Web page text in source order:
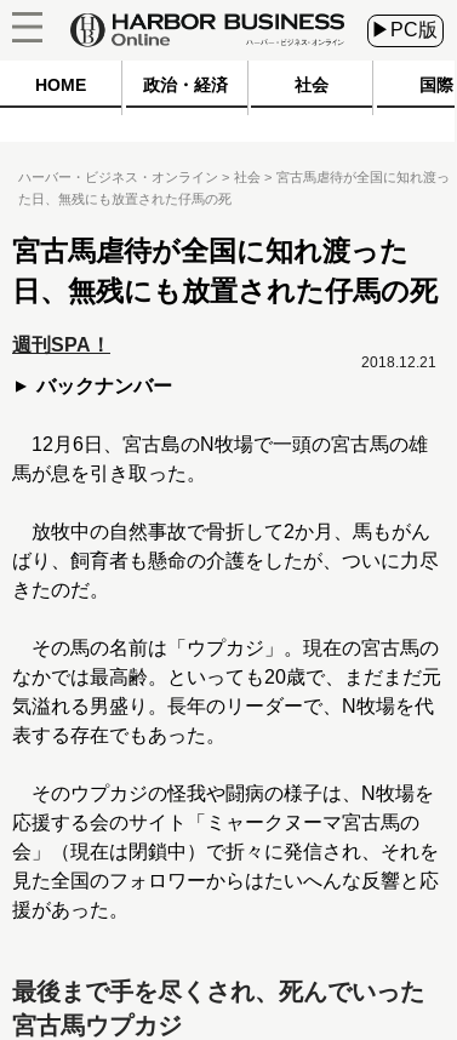
▶PC版
HOME 政治・経済 社会 国際
ハーバー・ビジネス・オンライン 社会
宮古馬虐待が全国に知れ渡っ
た日、無残にも放置された仔馬の死
宮古馬虐待が全国に知れ渡った
日、無残にも放置された仔馬の死
週刊SPA！
バックナンバー
2018.12.21
12月6日、宮古島のN牧場で一頭の宮古馬の雄
馬が息を引き取った。
放牧中の自然事故で骨折して2か月、馬もがん
ばり、飼育者も懸命の介護をしたが、ついに力尽
きたのだ。
その馬の名前は「ウプカジ」。現在の宮古馬の
なかでは最高齢。といっても20歳で、まだまだ元
気溢れる男盛り。長年のリーダーで、N牧場を代
表する存在でもあった。
そのウプカジの怪我や闘病の様子は、N牧場を
応援する会のサイト「ミャークヌーマ宮古馬の
会」（現在は閉鎖中）で折々に発信され、それを
見た全国のフォロワーからはたいへんな反響と応
援があった。
最後まで手を尽くされ、死んでいった
宮古馬ウプカジ